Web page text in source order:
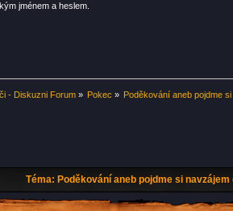
jménem a heslem.
- Diskuzni Forum» Pokec » Poděkování aneb pojdme
Téma: Poděkování aneb pojdme si